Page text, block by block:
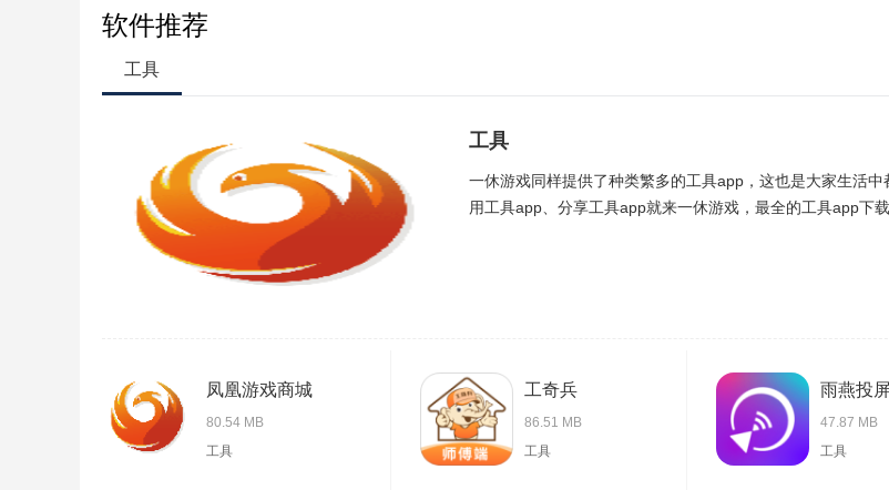
软件推荐
工具
工具
一休游戏同样提供了种类繁多的工具app，这也是大家生活中
用工具app、分享工具app就来一休游戏，最全的工具app下载
凤凰游戏商城
80.54 MB
工具
工奇兵
86.51 MB
工具
雨燕投
47.87 MB
工具